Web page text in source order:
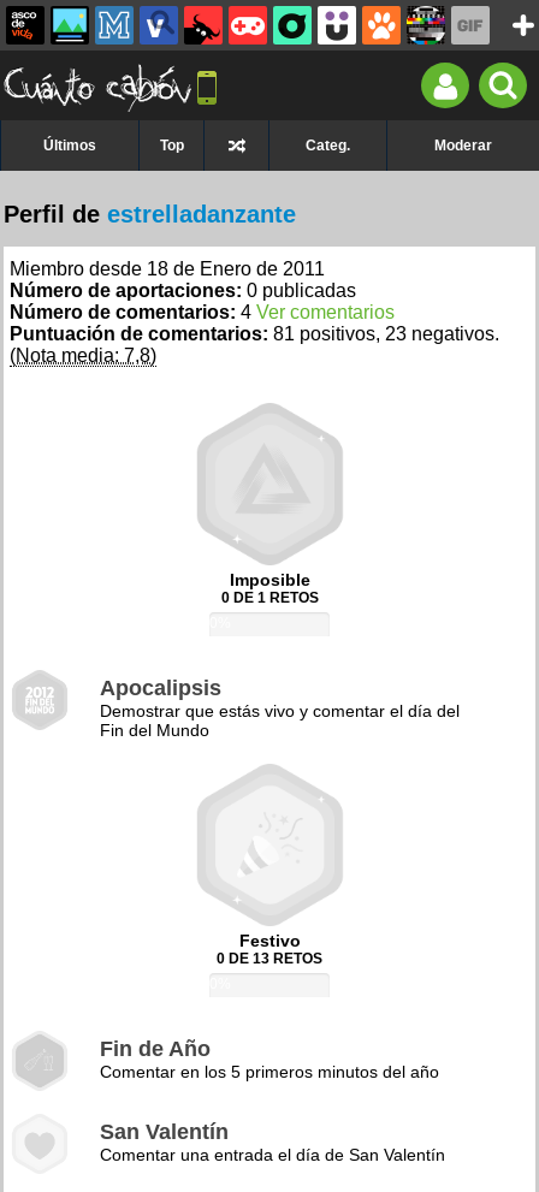
Últimos Top Categ. Moderar
Perfil de estrelladanzante
Miembro desde 18 de Enero de 2011
Número de aportaciones: 0 publicadas
Número de comentarios: 4 Ver comentarios
Puntuación de comentarios: 81 positivos, 23 negativos.
(Nota media: 7,8)
Imposible
0 DE 1 RETOS
Apocalipsis
Demostrar que estás vivo y comentar el día del
Fin del Mundo
Festivo
0 DE 13 RETOS
Fin de Año
Comentar en los 5 primeros minutos del año
San Valentín
Comentar una entrada el día de San Valentín